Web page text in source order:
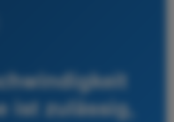
ist zulässig,